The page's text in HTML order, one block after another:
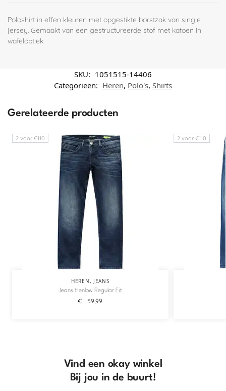
Poloshirt in effen kleuren met opgestikte borstzak van single
jersey. Gemaakt van een gestructureerde stof met katoen in
wafeloptiek.
SKU: 1051515-14406
Categorieën: Heren, Polo's, Shirts
Gerelateerde producten
2 voor €110
HEREN, JEANS
Jeans Henlow Regular Fit
€ 59,99
2 voor €110
Vind een okay winkel
Bij jou in de buurt!